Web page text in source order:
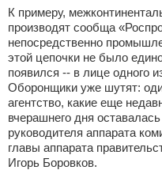
К примеру,
производят сообща
непосредственно
этой цепочки не было
появился -- в лице одного
Оборонщики уже шутят:
агентство, какие еще
вчерашнего дня
руководителя аппарата
главы аппарата
Игорь Боровков.